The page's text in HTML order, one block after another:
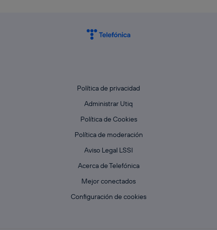
Política de privacidad
Administrar Utiq
Política de Cookies
Política de moderación
Aviso Legal LSSI
Acerca de Telefónica
Mejor conectados
Configuración de cookies